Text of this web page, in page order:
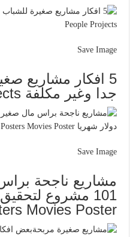
Save Image
5 افكار مشاريع
جدا وغير مكلفة Young People Projects
Save Image
مشاريع ناجحة
Movies Poster